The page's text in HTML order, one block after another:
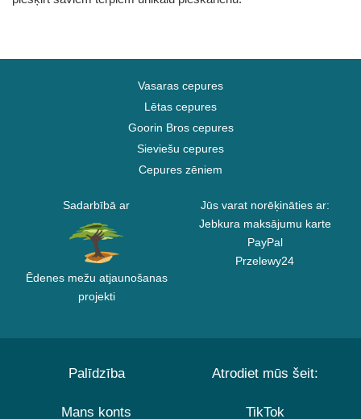
Vasaras cepures
Lētas cepures
Goorin Bros cepures
Sieviešu cepures
Cepures zēniem
Sadarbībā ar
Ēdenes mežu atjaunošanas
projekti
Jūs varat norēķināties ar:
Jebkura maksājumu karte
PayPal
Przelewy24
Palīdzība
Mans konts
Atrodiet mūs šeit:
TikTok